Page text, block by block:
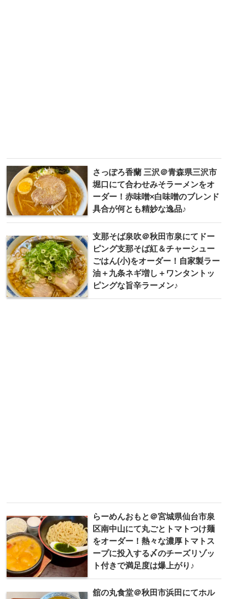
さっぽろ香蘭 三沢＠青森県三沢市
堀口にて合わせみそラーメンをオ
ーダー！赤味噌×白味噌のブレンド
具合が何とも精妙な逸品♪
支那そば泉吹＠秋田市泉にてドー
ピング支那そば紅＆チャーシュー
ごはん(小)をオーダー！自家製ラー
油＋九条ネギ増し＋ワンタントッ
ピングな旨辛ラーメン♪
らーめんおもと＠宮城県仙台市泉
区南中山にて丸ごとトマトつけ麺
をオーダー！熱々な濃厚トマトス
ープに投入する〆のチーズリゾッ
ト付きで満足度は爆上がり♪
舘の丸食堂＠秋田市浜田にてホル